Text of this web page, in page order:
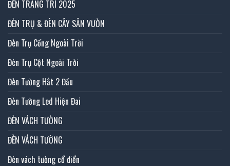
ĐÈN TRANG TRÍ 2025
ĐÈN TRỤ & ĐÈN CÂY SÂN VƯỜN
Đèn Trụ Cổng Ngoài Trời
Đèn Trụ Cột Ngoài Trời
Đèn Tường Hắt 2 Đầu
Đèn Tường Led Hiện Đai
ĐÈN VÁCH TƯỜNG
ĐÈN VÁCH TƯỜNG
Đèn vách tường cổ điển